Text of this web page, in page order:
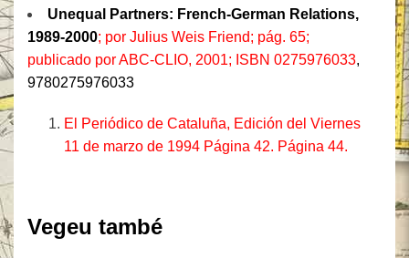
Unequal Partners: French-German Relations,
1989-2000; por Julius Weis Friend; pág. 65;
publicado por ABC-CLIO, 2001; ISBN 0275976033,
9780275976033
El Periódico de Cataluña, Edición del Viernes
11 de marzo de 1994 Página 42. Página 44.
Vegeu també